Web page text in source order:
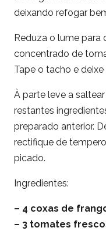
deixando refogar
Reduza o lume para
concentrado de
Tape o tacho e deixe
À parte leve a
restantes
preparado anterior.
rectifique de
picado.
Ingredientes:
– 4 coxas de
– 3 tomates